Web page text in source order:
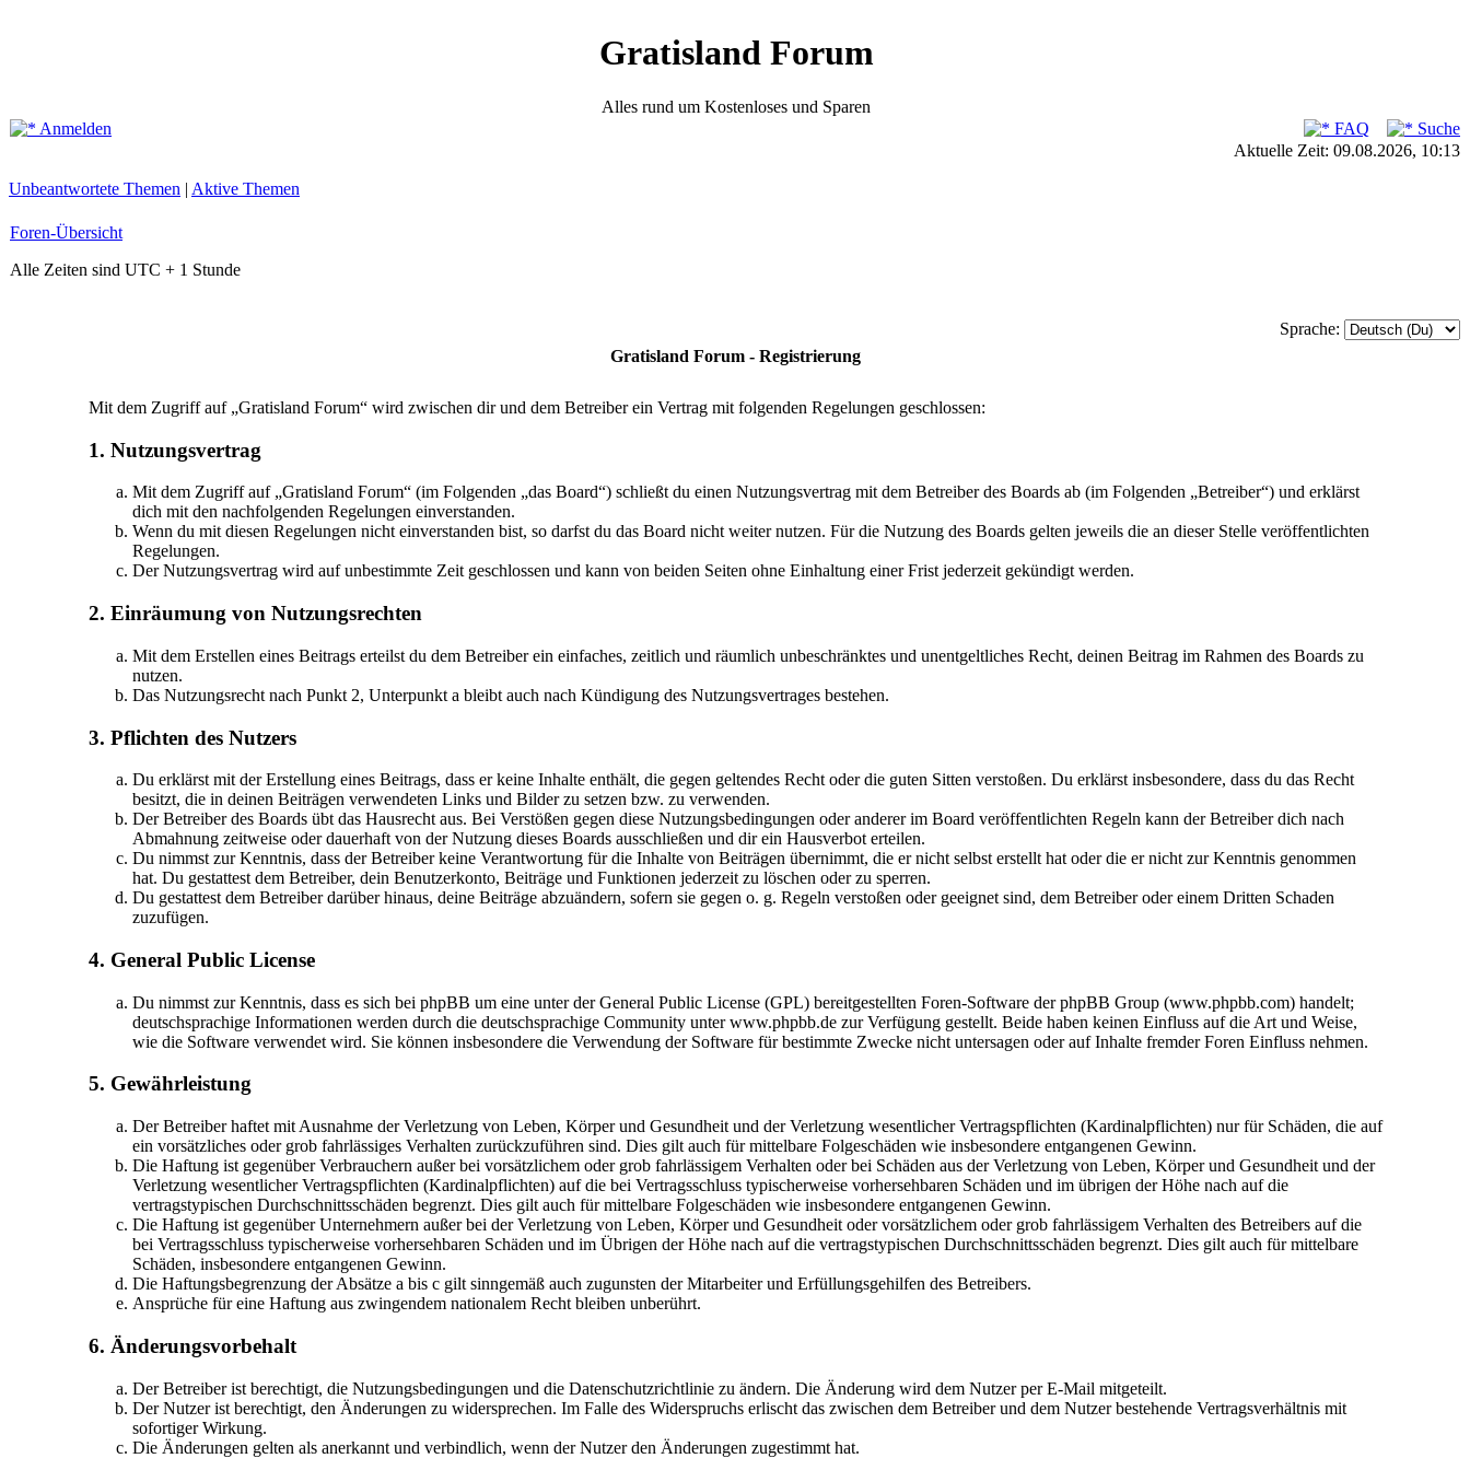
Gratisland Forum
Alles rund um Kostenloses und Sparen
Anmelden
FAQ
Suche
Aktuelle Zeit: 09.08.2026, 10:13
Unbeantwortete Themen | Aktive Themen
Foren-Übersicht
Alle Zeiten sind UTC + 1 Stunde
Sprache:
Gratisland Forum - Registrierung
Mit dem Zugriff auf „Gratisland Forum“ wird zwischen dir und dem Betreiber ein Vertrag mit folgenden Regelungen geschlossen:
1. Nutzungsvertrag
Mit dem Zugriff auf „Gratisland Forum“ (im Folgenden „das Board“) schließt du einen Nutzungsvertrag mit dem Betreiber des Boards ab (im Folgenden „Betreiber“) und erklärst
dich mit den nachfolgenden Regelungen einverstanden.
Wenn du mit diesen Regelungen nicht einverstanden bist, so darfst du das Board nicht weiter nutzen. Für die Nutzung des Boards gelten jeweils die an dieser Stelle veröffentlichten
Regelungen.
Der Nutzungsvertrag wird auf unbestimmte Zeit geschlossen und kann von beiden Seiten ohne Einhaltung einer Frist jederzeit gekündigt werden.
2. Einräumung von Nutzungsrechten
Mit dem Erstellen eines Beitrags erteilst du dem Betreiber ein einfaches, zeitlich und räumlich unbeschränktes und unentgeltliches Recht, deinen Beitrag im Rahmen des Boards zu
nutzen.
Das Nutzungsrecht nach Punkt 2, Unterpunkt a bleibt auch nach Kündigung des Nutzungsvertrages bestehen.
3. Pflichten des Nutzers
Du erklärst mit der Erstellung eines Beitrags, dass er keine Inhalte enthält, die gegen geltendes Recht oder die guten Sitten verstoßen. Du erklärst insbesondere, dass du das Recht
besitzt, die in deinen Beiträgen verwendeten Links und Bilder zu setzen bzw. zu verwenden.
Der Betreiber des Boards übt das Hausrecht aus. Bei Verstößen gegen diese Nutzungsbedingungen oder anderer im Board veröffentlichten Regeln kann der Betreiber dich nach
Abmahnung zeitweise oder dauerhaft von der Nutzung dieses Boards ausschließen und dir ein Hausverbot erteilen.
Du nimmst zur Kenntnis, dass der Betreiber keine Verantwortung für die Inhalte von Beiträgen übernimmt, die er nicht selbst erstellt hat oder die er nicht zur Kenntnis genommen
hat. Du gestattest dem Betreiber, dein Benutzerkonto, Beiträge und Funktionen jederzeit zu löschen oder zu sperren.
Du gestattest dem Betreiber darüber hinaus, deine Beiträge abzuändern, sofern sie gegen o. g. Regeln verstoßen oder geeignet sind, dem Betreiber oder einem Dritten Schaden
zuzufügen.
4. General Public License
Du nimmst zur Kenntnis, dass es sich bei phpBB um eine unter der General Public License (GPL) bereitgestellten Foren-Software der phpBB Group (www.phpbb.com) handelt;
deutschsprachige Informationen werden durch die deutschsprachige Community unter www.phpbb.de zur Verfügung gestellt. Beide haben keinen Einfluss auf die Art und Weise,
wie die Software verwendet wird. Sie können insbesondere die Verwendung der Software für bestimmte Zwecke nicht untersagen oder auf Inhalte fremder Foren Einfluss nehmen.
5. Gewährleistung
Der Betreiber haftet mit Ausnahme der Verletzung von Leben, Körper und Gesundheit und der Verletzung wesentlicher Vertragspflichten (Kardinalpflichten) nur für Schäden, die auf
ein vorsätzliches oder grob fahrlässiges Verhalten zurückzuführen sind. Dies gilt auch für mittelbare Folgeschäden wie insbesondere entgangenen Gewinn.
Die Haftung ist gegenüber Verbrauchern außer bei vorsätzlichem oder grob fahrlässigem Verhalten oder bei Schäden aus der Verletzung von Leben, Körper und Gesundheit und der
Verletzung wesentlicher Vertragspflichten (Kardinalpflichten) auf die bei Vertragsschluss typischerweise vorhersehbaren Schäden und im übrigen der Höhe nach auf die
vertragstypischen Durchschnittsschäden begrenzt. Dies gilt auch für mittelbare Folgeschäden wie insbesondere entgangenen Gewinn.
Die Haftung ist gegenüber Unternehmern außer bei der Verletzung von Leben, Körper und Gesundheit oder vorsätzlichem oder grob fahrlässigem Verhalten des Betreibers auf die
bei Vertragsschluss typischerweise vorhersehbaren Schäden und im Übrigen der Höhe nach auf die vertragstypischen Durchschnittsschäden begrenzt. Dies gilt auch für mittelbare
Schäden, insbesondere entgangenen Gewinn.
Die Haftungsbegrenzung der Absätze a bis c gilt sinngemäß auch zugunsten der Mitarbeiter und Erfüllungsgehilfen des Betreibers.
Ansprüche für eine Haftung aus zwingendem nationalem Recht bleiben unberührt.
6. Änderungsvorbehalt
Der Betreiber ist berechtigt, die Nutzungsbedingungen und die Datenschutzrichtlinie zu ändern. Die Änderung wird dem Nutzer per E-Mail mitgeteilt.
Der Nutzer ist berechtigt, den Änderungen zu widersprechen. Im Falle des Widerspruchs erlischt das zwischen dem Betreiber und dem Nutzer bestehende Vertragsverhältnis mit
sofortiger Wirkung.
Die Änderungen gelten als anerkannt und verbindlich, wenn der Nutzer den Änderungen zugestimmt hat.